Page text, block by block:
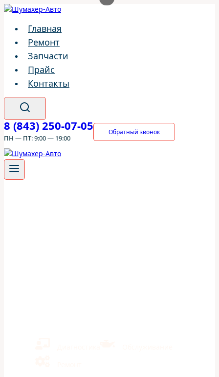
Перейти
содержимому
Главная
Ремонт
Запчасти
Прайс
Контакты
8 (843) 250-07-05
ПН — ПТ: 9:00 — 19:00
Обратный звонок